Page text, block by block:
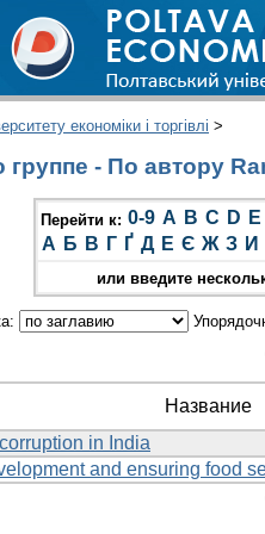
економіки і торгівлі >
- По автору
Перейти к: 0-9 A B C D E
А Б В Г Ґ Д Е Є Ж З И
или введите
Название
in India
and ensuring food